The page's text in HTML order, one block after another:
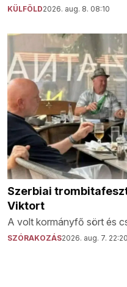
KÜLFÖLD2026. aug. 8. 08:10
Szerbiai
Viktort
A volt kormányfő sört és
SZÓRAKOZÁS2026. aug. 7. 22:20